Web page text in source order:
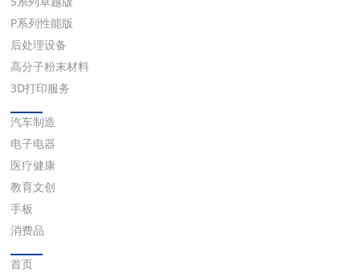
P系列性能版
后处理设备
高分子粉末材料
3D打印服务
汽车制造
电子电器
医疗健康
教育文创
手板
消费品
首页